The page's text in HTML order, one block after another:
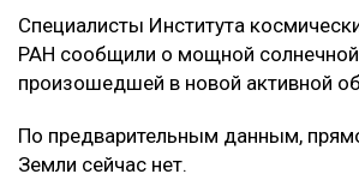
Специалисты Института
РАН сообщили о мощной
произошедшей в новой активной
По предварительным данным,
Земли сейчас нет.